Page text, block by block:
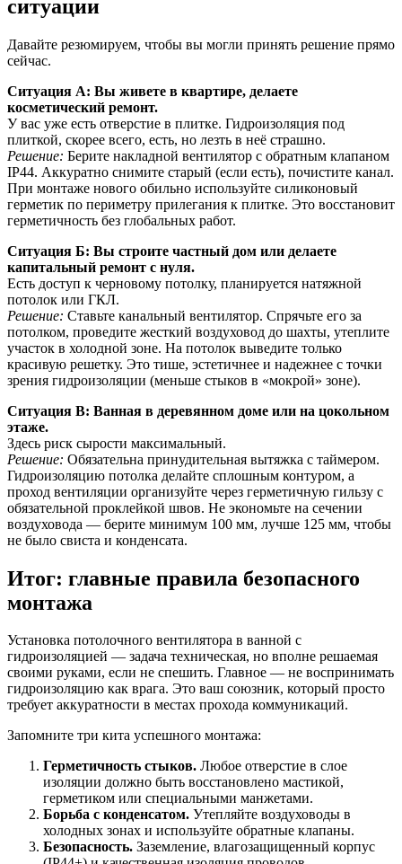
ситуации
Давайте резюмируем, чтобы вы могли принять решение прямо
сейчас.
Ситуация А: Вы живете в квартире, делаете
косметический ремонт.
У вас уже есть отверстие в плитке. Гидроизоляция под
плиткой, скорее всего, есть, но лезть в неё страшно.
Решение: Берите накладной вентилятор с обратным клапаном
IP44. Аккуратно снимите старый (если есть), почистите канал.
При монтаже нового обильно используйте силиконовый
герметик по периметру прилегания к плитке. Это восстановит
герметичность без глобальных работ.
Ситуация Б: Вы строите частный дом или делаете
капитальный ремонт с нуля.
Есть доступ к черновому потолку, планируется натяжной
потолок или ГКЛ.
Решение: Ставьте канальный вентилятор. Спрячьте его за
потолком, проведите жесткий воздуховод до шахты, утеплите
участок в холодной зоне. На потолок выведите только
красивую решетку. Это тише, эстетичнее и надежнее с точки
зрения гидроизоляции (меньше стыков в «мокрой» зоне).
Ситуация В: Ванная в деревянном доме или на цокольном
этаже.
Здесь риск сырости максимальный.
Решение: Обязательна принудительная вытяжка с таймером.
Гидроизоляцию потолка делайте сплошным контуром, а
проход вентиляции организуйте через герметичную гильзу с
обязательной проклейкой швов. Не экономьте на сечении
воздуховода — берите минимум 100 мм, лучше 125 мм, чтобы
не было свиста и конденсата.
Итог: главные правила безопасного
монтажа
Установка потолочного вентилятора в ванной с
гидроизоляцией — задача техническая, но вполне решаемая
своими руками, если не спешить. Главное — не воспринимать
гидроизоляцию как врага. Это ваш союзник, который просто
требует аккуратности в местах прохода коммуникаций.
Запомните три кита успешного монтажа:
Герметичность стыков. Любое отверстие в слое
изоляции должно быть восстановлено мастикой,
герметиком или специальными манжетами.
Борьба с конденсатом. Утепляйте воздуховоды в
холодных зонах и используйте обратные клапаны.
Безопасность. Заземление, влагозащищенный корпус